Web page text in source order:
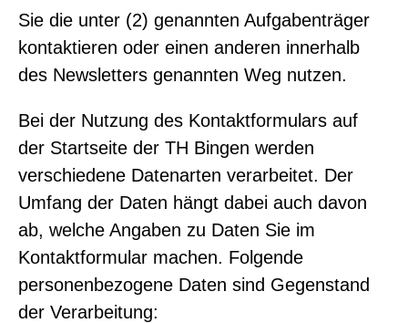
Sie die unter (2) genannten Aufgabenträger
kontaktieren oder einen anderen innerhalb
des Newsletters genannten Weg nutzen.
Bei der Nutzung des Kontaktformulars auf
der Startseite der TH Bingen werden
verschiedene Datenarten verarbeitet. Der
Umfang der Daten hängt dabei auch davon
ab, welche Angaben zu Daten Sie im
Kontaktformular machen. Folgende
personenbezogene Daten sind Gegenstand
der Verarbeitung: